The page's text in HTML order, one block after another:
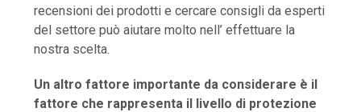
recensioni dei prodotti e cercare consigli da esperti
del settore può aiutare molto nell’ effettuare la
nostra scelta.
Un altro fattore importante da considerare è il
fattore che rappresenta il livello di protezione